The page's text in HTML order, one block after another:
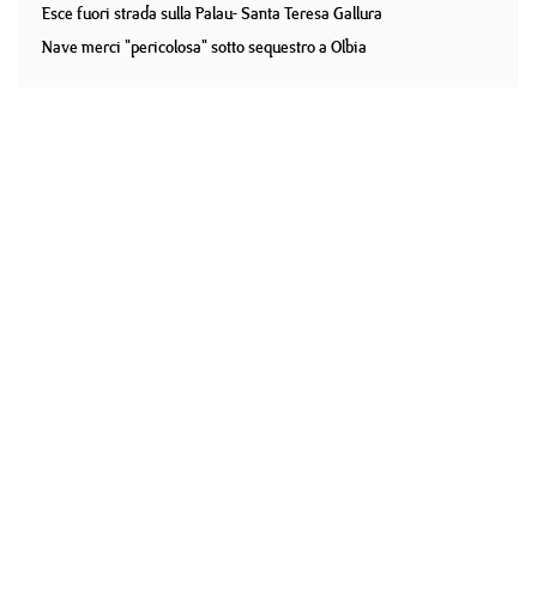
Esce fuori strada sulla Palau- Santa Teresa Gallura
Nave merci "pericolosa" sotto sequestro a Olbia